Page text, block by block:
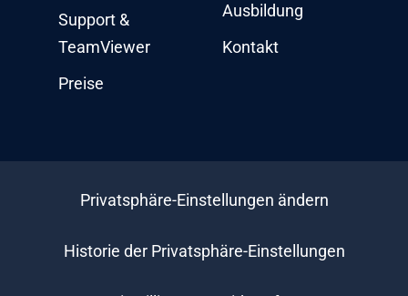
Support &
TeamViewer
Preise
Ausbildung
Kontakt
Privatsphäre-Einstellungen ändern
Historie der Privatsphäre-Einstellungen